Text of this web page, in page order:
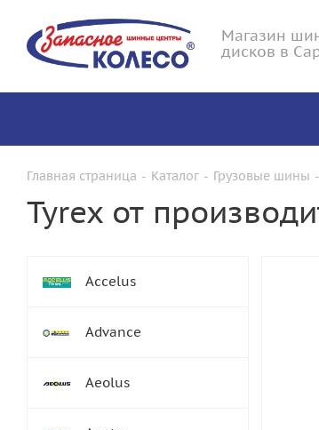
Магазин
дисков в
Главная страница - Каталог - Грузовые шины -
Tyrex от
Accelus
Advance
Aeolus